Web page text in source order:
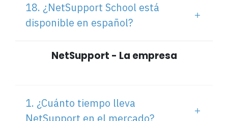
18. ¿NetSupport School está
disponible en español?
NetSupport - La empresa
1. ¿Cuánto tiempo lleva
NetSupport en el mercado?